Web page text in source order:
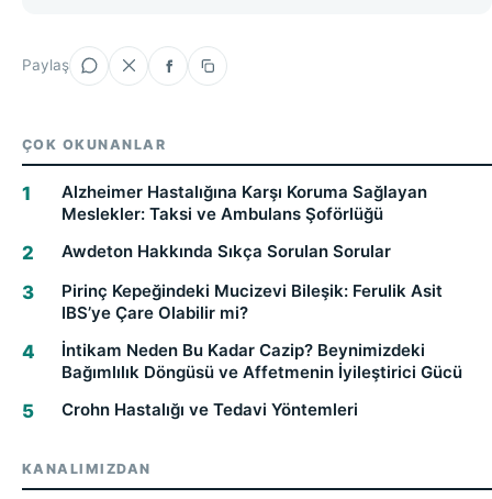
Paylaş
ÇOK OKUNANLAR
Alzheimer Hastalığına Karşı Koruma Sağlayan
Meslekler: Taksi ve Ambulans Şoförlüğü
Awdeton Hakkında Sıkça Sorulan Sorular
Pirinç Kepeğindeki Mucizevi Bileşik: Ferulik Asit
IBS’ye Çare Olabilir mi?
İntikam Neden Bu Kadar Cazip? Beynimizdeki
Bağımlılık Döngüsü ve Affetmenin İyileştirici Gücü
Crohn Hastalığı ve Tedavi Yöntemleri
KANALIMIZDAN